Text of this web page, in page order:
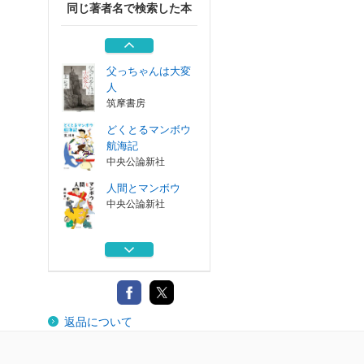
同じ著者名で検索した本
静謐 北杜夫自選
短篇集
中央公論新社
父っちゃんは大変
人
筑摩書房
どくとるマンボウ
航海記
中央公論新社
人間とマンボウ
中央公論新社
憂行日記
静謐 北杜夫自選
短篇集
返品について